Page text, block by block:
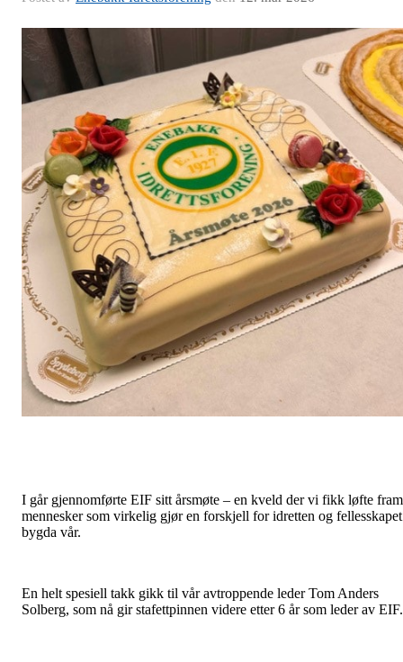
I går gjennomførte EIF sitt årsmøte – en kveld der vi fikk løfte fram
mennesker som virkelig gjør en forskjell for idretten og
bygda vår.
En helt spesiell takk gikk til vår avtroppende leder Tom Anders
Solberg, som nå gir stafettpinnen videre etter 6 år som leder av